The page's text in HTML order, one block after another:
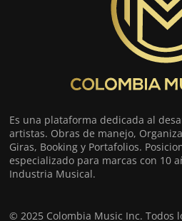
Es una plataforma dedicada al
artistas. Obras de manejo,
Giras, Booking y Portafolios.
especializado para marcas con 10
Industria Musical.
© 2025 Colombia Music Inc. Todos